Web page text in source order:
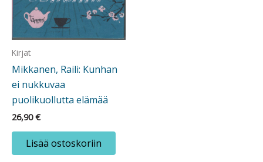
Kirjat
Mikkanen, Raili: Kunhan
ei nukkuvaa
puolikuollutta elämää
26,90€
Lisää ostoskoriin